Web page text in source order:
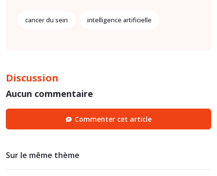
cancer du sein intelligence artificielle
Discussion
Aucun commentaire
Commenter cet article
Sur le même thème